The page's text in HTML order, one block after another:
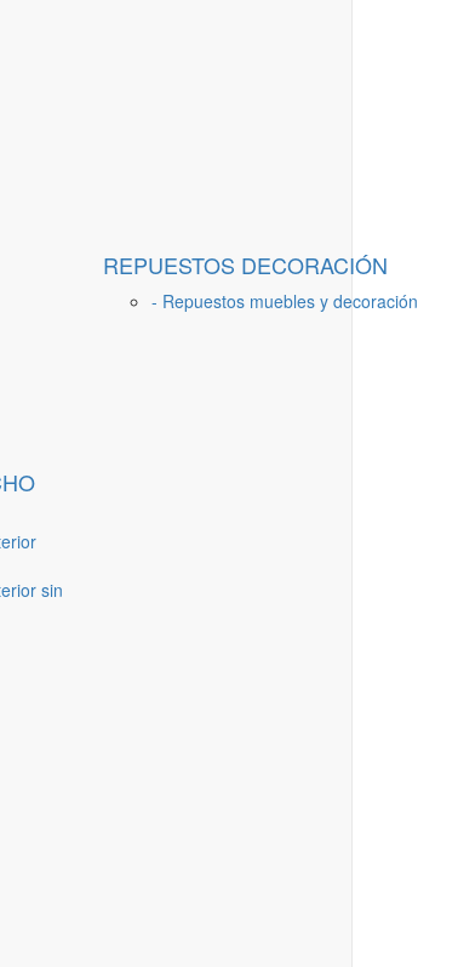
REPUESTOS DECORACIÓN
- Repuestos muebles y decoración
sin